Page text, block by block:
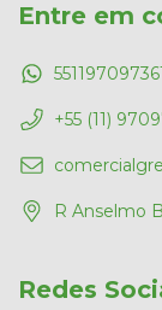
Entre em
+55 (11)
R Anselmo
Redes